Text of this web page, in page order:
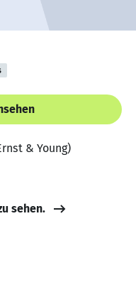
& Young)
sehen.